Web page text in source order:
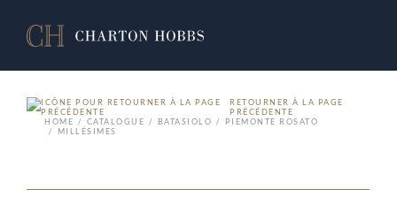
RETOURNER À LA PAGE
PRÉCÉDENTE
HOME
CATALOGUE BATASIOLO
PIEMONTE ROSATO
MILLÉSIMES